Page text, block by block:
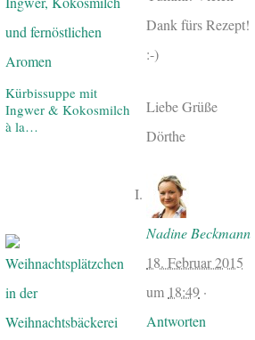
Kürbissuppe mit
Ingwer & Kokosmilch
à la…
Dank fürs Rezept!
:-)
Liebe Grüße
Dörthe
Nadine Beckmann
18. Februar 2015
um 18:49 ·
Antworten